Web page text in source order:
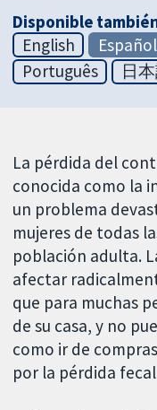
Disponible
English
Español
Português
日
La pérdida del
conocida como la
un problema
mujeres de todas
población adulta.
afectar
que para muchas
de su casa, y no
como ir de
por la pérdida